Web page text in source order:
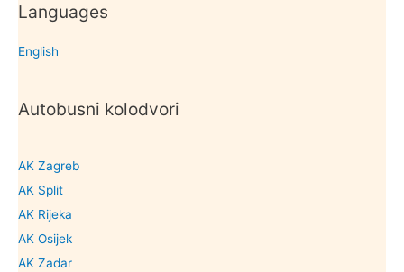
Languages
English
Autobusni kolodvori
AK Zagreb
AK Split
AK Rijeka
AK Osijek
AK Zadar